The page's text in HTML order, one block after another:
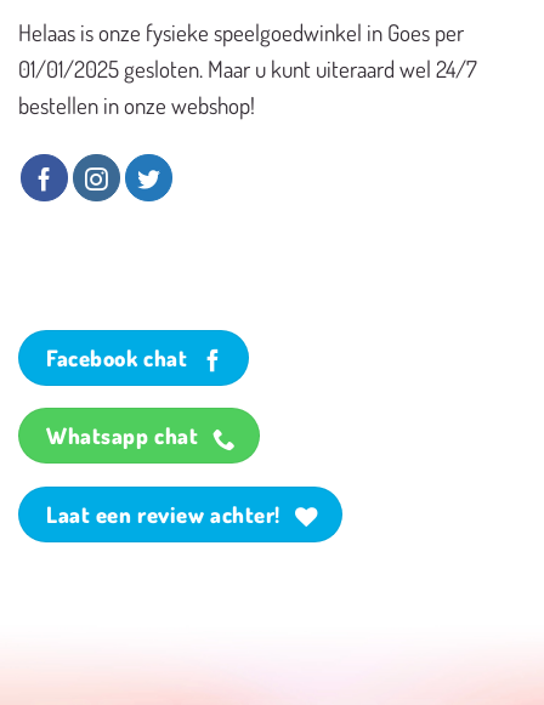
Helaas is onze fysieke speelgoedwinkel in Goes per
01/01/2025 gesloten. Maar u kunt uiteraard wel 24/7
bestellen in onze webshop!
Facebook chat
Whatsapp chat
Laat een review achter!